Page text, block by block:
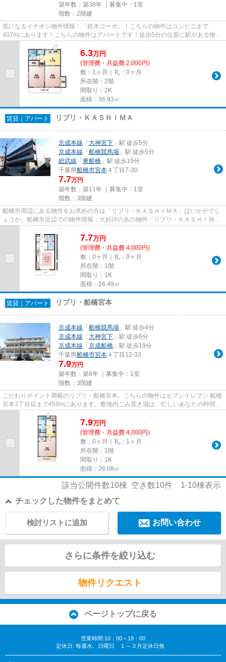
築年数：築38年 ｜募集中： 1室
階数：2階建
気になるイチオシ物件情報：「鈴木コーポ」！こちらの物件はコンビニまで
407mにあります！こちらの物件はアパートです！徒歩5分の位置に駅がある物件
です！できるだけ早めに不動産情報...
6.3万円
(管理費・共益費 2,000円)
敷：1ヶ月｜礼：0ヶ月
所在階：2階
間取り：2K
面積：36.93㎡
賃貸｜アパート リブリ・ＫＡＳＨＩＭＡ
京成本線 「 大神宮下 」駅 徒歩5分
京成本線 「 船橋競馬場 」駅 徒歩5分
総武線 「 東船橋 」駅 徒歩19分
千葉県船橋市宮本 ４丁目7-30
7.7万円
築年数：築11年 ｜募集中： 1室
階数：3階建
船橋市周辺にある物件をお求めの方は「リブリ・ＫＡＳＨＩＭＡ」はいかがでし
ょうか。船橋市近辺での物件情報：大好評のあの物件「リブリ・ＫＡＳＨＩＭ
Ａ」。こちらの物件はアパート...
7.7万円
(管理費・共益費 4,000円)
敷：0ヶ月｜礼：0ヶ月
所在階：1階
間取り：1K
面積：26.49㎡
賃貸｜アパート リブリ・船橋宮本
京成本線 「 船橋競馬場 」駅 徒歩4分
京成本線 「 大神宮下 」駅 徒歩6分
京成本線 「 京成船橋 」駅 徒歩19分
千葉県船橋市宮本 ４丁目12-33
7.9万円
築年数：築8年 ｜募集中： 1室
階数：3階建
こだわりポイント満載のリブリ・船橋宮本。こちらの物件はセブンイレブン 船橋
宮本3丁目店まで459mにあります。敷地内ごみ置き場は、忙しいあなたの時間を
有効に活用できます。初期費...
7.9万円
(管理費・共益費 4,000円)
敷：0ヶ月｜礼：1ヶ月
所在階：1階
間取り：1K
面積：26.08㎡
該当公開件数10棟 空き数10件 1-10棟表示
チェックした物件をまとめて
お問い合わせ
検討リストに追加
さらに条件を絞り込む
物件リクエスト
ページトップに戻る
営業時間:10：00～18：00
定休日: 毎週水、日曜日 １～３月定休日無